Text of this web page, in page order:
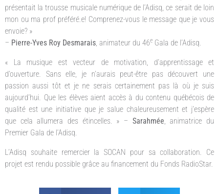
présentait la trousse musicale numérique de l’Adisq, ce serait de loin
mon ou ma prof préféré.e! Comprenez-vous le message que je vous
envoie? »
– Pierre-Yves Roy Desmarais , animateur du 46e Gala de l’Adisq.
« La musique est vecteur de motivation, d’apprentissage et
d’ouverture. Sans elle, je n’aurais peut-être pas découvert une
passion aussi tôt et je ne serais certainement pas là où je suis
aujourd’hui. Que les élèves aient accès à du contenu québécois de
qualité est une initiative que je salue chaleureusement et j’espère
que cela allumera des étincelles. » – Sarahmée , animatrice du
Premier Gala de l’Adisq.
L’Adisq souhaite remercier la SOCAN pour sa collaboration. Ce
projet est rendu possible grâce au financement du Fonds RadioStar.